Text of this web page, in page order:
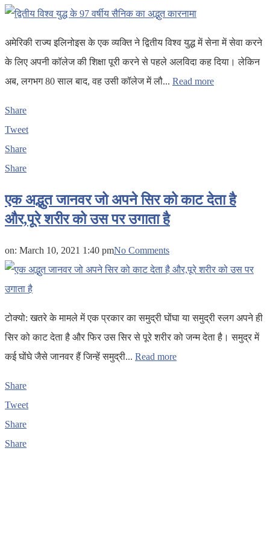
अमेरिकी राज्य इलिनोइस के एक व्यक्ति ने द्वितीय विश्व युद्ध में सेना में सेवा करने
के लिए अपनी कॉलेज की शिक्षा पूरी करने से पहले अलविदा कह दिया। लेकिन
अब, लगभग 80 साल बाद, वह उसी कॉलेज में लौ... Read more
Share
Tweet
Share
Share
एक अद्भुत जानवर जो अपने सिर को काट देता है
और,पूरे शरीर को उस पर उगाता है
on: March 10, 2021 1:40 pmNo Comments
टोक्यो: खतरे के मामले में एक प्रकार का समुद्री घोंघा या समुद्री स्लग अपने ही
सिर को काट देता है और फिर उस सिर से पूरे शरीर को जन्म देता है। समुद्र में
कई घोंघे जैसे जानवर हैं जिन्हें समुद्री... Read more
Share
Tweet
Share
Share